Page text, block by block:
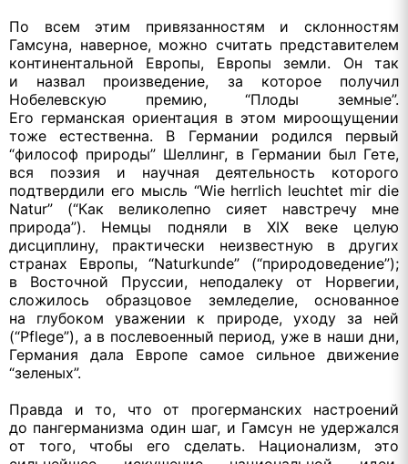
По всем этим привязанностям и склонностям
Гамсуна, наверное, можно считать представителем
континентальной Европы, Европы земли. Он так
и назвал произведение, за котороеполучил
Нобелевскую премию, “Плоды земные”.
Его германская ориентация в этом мироощущении
тоже естественна. В Германии родился первый
“философ природы” Шеллинг, в Германии был Гете,
вся поэзия и научная деятельность которого
подтвердили его мысль “Wie herrlich leuchtet mir die
Natur” (“Как великолепно сияет навстречу мне
природа”). Hемцы подняли в XIX веке целую
дисциплину, практически неизвестную в других
странах Европы, “Naturkunde” (“природоведение”);
в Восточной Пруссии, неподалекуот Норвегии,
сложилось образцовое земледелие, основанное
на глубоком уважении к природе,уходу за ней
(“Pflege”), а в послевоенный период, уже в наши дни,
Германия дала Европе самое сильное движение
“зеленых”.
Правда и то, что от прогерманских настроений
до пангерманизма один шаг, и Гамсун не удержался
от того, чтобы его сделать. Национализм, это